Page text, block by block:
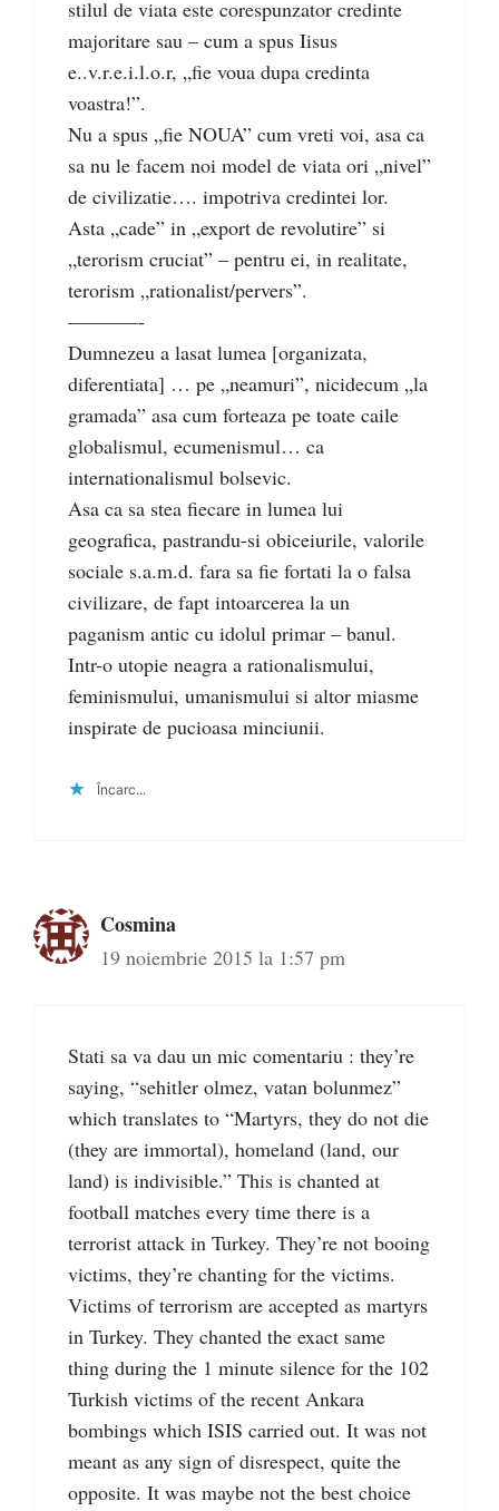
stilul de viata este corespunzator credinte
majoritare sau – cum a spus Iisus
e..v.r.e.i.l.o.r, „fie voua dupa credinta
voastra!”.
Nu a spus „fie NOUA” cum vreti voi, asa ca
sa nu le facem noi model de viata ori „nivel”
de civilizatie…. impotriva credintei lor.
Asta „cade” in „export de revolutire” si
„terorism cruciat” – pentru ei, in realitate,
terorism „rationalist/pervers”.
–––––––-
Dumnezeu a lasat lumea [organizata,
diferentiata] … pe „neamuri”, nicidecum „la
gramada” asa cum forteaza pe toate caile
globalismul, ecumenismul… ca
internationalismul bolsevic.
Asa ca sa stea fiecare in lumea lui
geografica, pastrandu-si obiceiurile, valorile
sociale s.a.m.d. fara sa fie fortati la o falsa
civilizare, de fapt intoarcerea la un
paganism antic cu idolul primar – banul.
Intr-o utopie neagra a rationalismului,
feminismului, umanismului si altor miasme
inspirate de pucioasa minciunii.
Încarc...
Cosmina
19 noiembrie 2015 la 1:57 pm
Stati sa va dau un mic comentariu : they’re
saying, “sehitler olmez, vatan bolunmez”
which translates to “Martyrs, they do not die
(they are immortal), homeland (land, our
land) is indivisible.” This is chanted at
football matches every time there is a
terrorist attack in Turkey. They’re not booing
victims, they’re chanting for the victims.
Victims of terrorism are accepted as martyrs
in Turkey. They chanted the exact same
thing during the 1 minute silence for the 102
Turkish victims of the recent Ankara
bombings which ISIS carried out. It was not
meant as any sign of disrespect, quite the
opposite. It was maybe not the best choice